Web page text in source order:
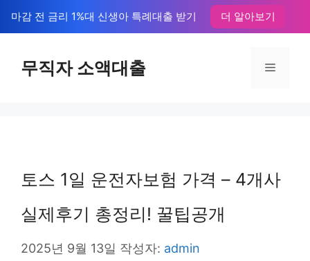
텐
마감 전 금리 1%대 신생아 특례대출 받기 더 알아보기
무직자 소액대출 메
토스 1일 운전자보험 가격 – 4개사
실제후기 총정리! 꿀팁공개
2025년 9월 13일 작성자: admin